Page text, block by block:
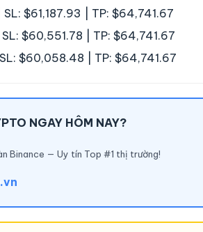
$61,187.93 | TP: $64,741.67
$60,551.78 | TP: $64,741.67
$60,058.48 | TP: $64,741.67
NGAY HÔM NAY?
Binance — Uy tín Top #1 thị trường!